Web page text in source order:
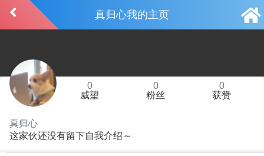
真归心我的主页
0
威望
0
粉丝
0
获赞
真归心
这家伙还没有留下自我介绍～